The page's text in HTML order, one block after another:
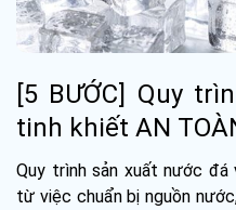
[5 BƯỚC] Quy
tinh khiết AN
Quy trình sản xuất nước
từ việc chuẩn bị nguồn